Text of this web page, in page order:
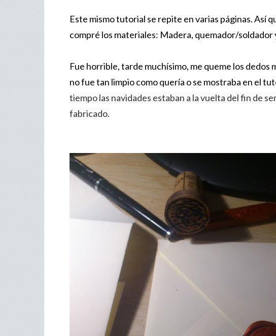
Este mismo tutorial se repite en varias páginas. Así
compré los materiales: Madera, quemador/soldador
Fue horrible, tarde muchísimo, me queme los dedos
no fue tan limpio como quería o se mostraba en el
tiempo las navidades estaban a la vuelta del fin de
fabricado.